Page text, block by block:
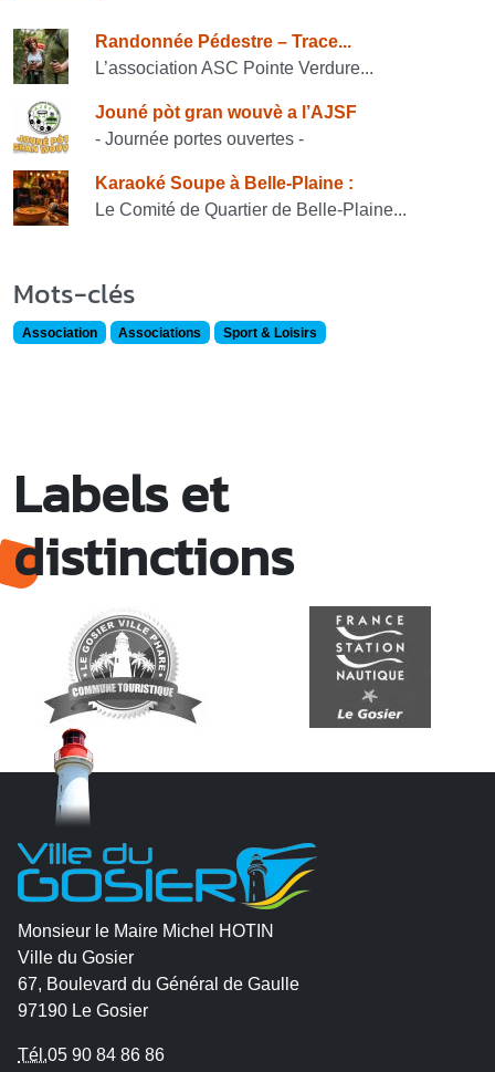
Consulter également
Randonnée Pédestre – Trace...
L’association ASC Pointe Verdure...
Jouné pòt gran wouvè a l’AJSF
- Journée portes ouvertes -
Karaoké Soupe à Belle-Plaine :
Le Comité de Quartier de Belle-Plaine...
Mots-clés
Association Associations Sport & Loisirs
Labels et
distinctions
Monsieur le Maire Michel HOTIN
Ville du Gosier
67, Boulevard du Général de Gaulle
97190 Le Gosier
Tél.05 90 84 86 86